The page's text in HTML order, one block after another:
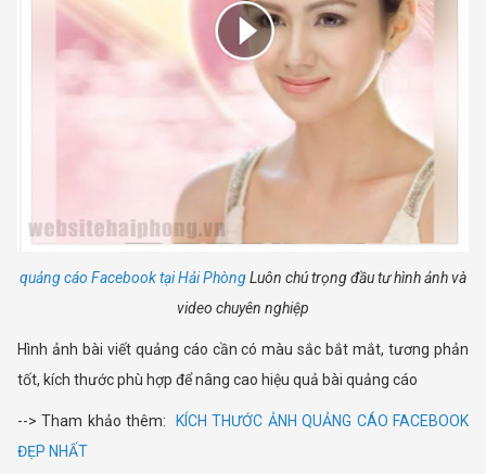
quảng cáo Facebook tại Hải PhòngLuôn chú trọng đầu tư hình ảnh và
video chuyên nghiệp
Hình ảnh bài viết quảng cáo cần có màu sắc bắt mắt, tương phản
tốt, kích thước phù hợp để nâng cao hiệu quả bài quảng cáo
--> Tham khảo thêm:
KÍCH THƯỚC ẢNH QUẢNG CÁO FACEBOOK
ĐẸP NHẤT